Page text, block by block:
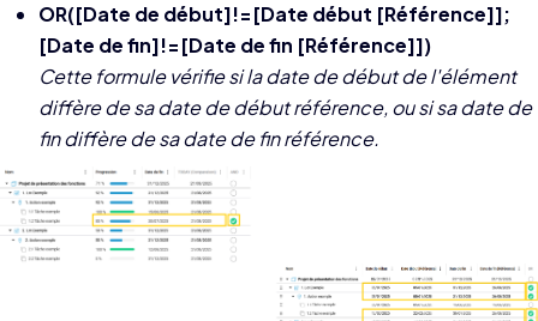
OR([Date de début]!=[Date début [Référence]];
[Date de fin]!=[Date de fin [Référence]])
Cette formule vérifie si la date de début de l'élément
diffère de sa date de début référence, ou si sa date de
fin diffère de sa date de fin référence.